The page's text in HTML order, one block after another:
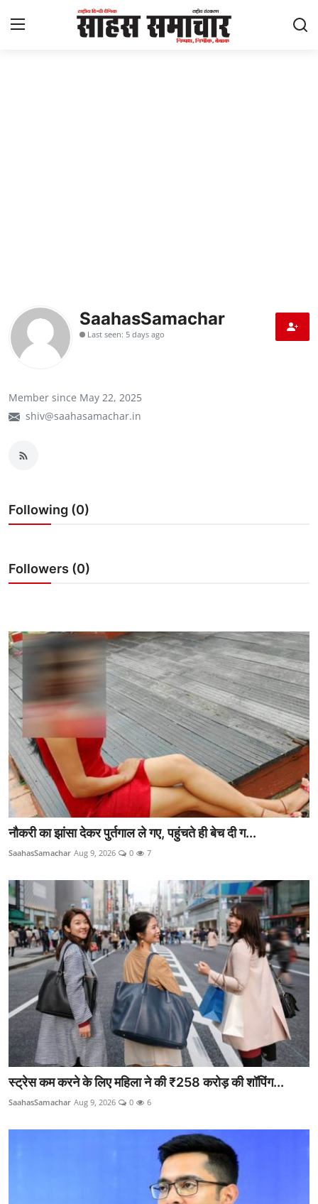
राजनीति
Epaper
टेक
SaahasSamachar
Last seen: 5 days ago
Member since May 22, 2025
shiv@saahasamachar.in
Following (0)
Followers (0)
नौकरी का झांसा देकर पुर्तगाल ले गए, पहुंचते ही बेच दी ग...
SaahasSamachar Aug 9, 2026 0 7
स्ट्रेस कम करने के लिए महिला ने की ₹258 करोड़ की शॉपिंग...
SaahasSamachar Aug 9, 2026 0 6